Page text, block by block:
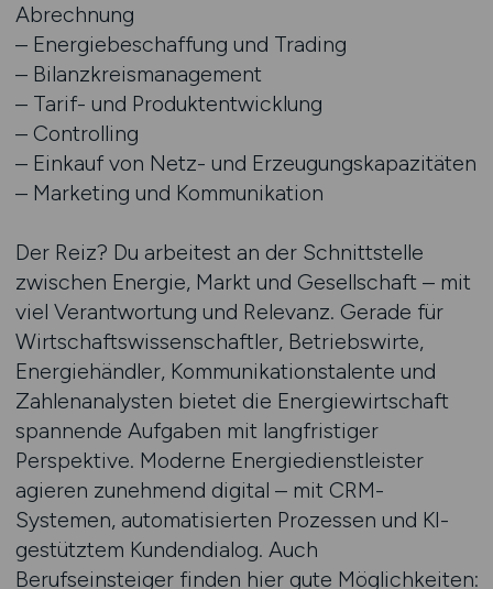
Abrechnung
– Energiebeschaffung und Trading
– Bilanzkreismanagement
– Tarif- und Produktentwicklung
– Controlling
– Einkauf von Netz- und Erzeugungskapazitäten
– Marketing und Kommunikation
Der Reiz? Du arbeitest an der Schnittstelle
zwischen Energie, Markt und Gesellschaft – mit
viel Verantwortung und Relevanz. Gerade für
Wirtschaftswissenschaftler, Betriebswirte,
Energiehändler, Kommunikationstalente und
Zahlenanalysten bietet die Energiewirtschaft
spannende Aufgaben mit langfristiger
Perspektive. Moderne Energiedienstleister
agieren zunehmend digital – mit CRM-
Systemen, automatisierten Prozessen und KI-
gestütztem Kundendialog. Auch
Berufseinsteiger finden hier gute Möglichkeiten: